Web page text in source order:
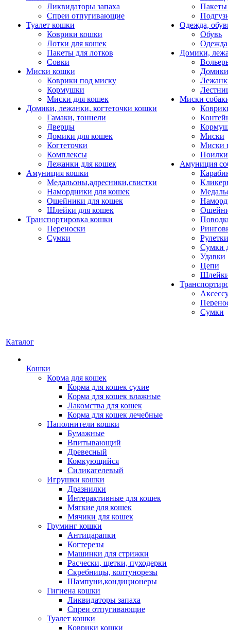
Ликвидаторы запаха
Спреи отпугивающие
Туалет кошки
Коврики кошки
Лотки для кошек
Пакеты для лотков
Совки
Миски кошки
Коврики под миску
Кормушки
Миски для кошек
Домики, лежанки, когтеточки кошки
Гамаки, тоннели
Дверцы
Домики для кошек
Когтеточки
Комплексы
Лежанки для кошек
Амуниция кошки
Медальоны,адресники,свистки
Намордники для кошек
Ошейники для кошек
Шлейки для кошек
Транспортировка кошки
Переноски
Сумки
Пакеты
Одежда,
Обувь
Одежда
Домики,
Домики
Миски
Миски
Миски
Поилки
Амуниция
Рулетки
Сумки
Удавки
Цепи
Сумки
Каталог
Кошки
Корма для кошек
Корма для кошек сухие
Корма для кошек влажные
Лакомства для кошек
Корма для кошек лечебные
Наполнители кошки
Бумажные
Впитывающий
Древесный
Комкующийся
Силикагелевый
Игрушки кошки
Дразнилки
Интерактивные для кошек
Мягкие для кошек
Мячики для кошек
Груминг кошки
Антицарапки
Когтерезы
Машинки для стрижки
Расчески, щетки, пуходерки
Скребницы, колтунорезы
Шампуни,кондиционеры
Гигиена кошки
Ликвидаторы запаха
Спреи отпугивающие
Туалет кошки
Коврики кошки